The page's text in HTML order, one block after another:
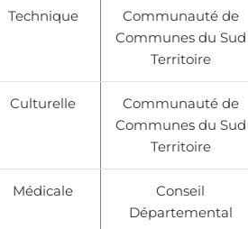
Technique
Communauté de
Communes du Sud
Territoire
Culturelle
Communauté de
Communes du Sud
Territoire
Médicale
Conseil
Départemental